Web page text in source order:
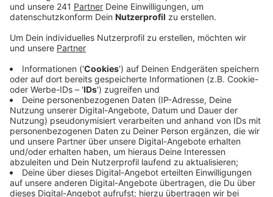
Auf der neuen LP setzen Coldplay den musikalischen
Kurs fort, mit dem sie seit Jahren überaus erfolgreich
sind. Vom schwermütigen Indie-Rock der Anfangstage
mit "Yellow" und "The Scientist" ist nicht viel
geblieben. Chris Martins sanfte Stimme ist die einzige
echte Konstante im Coldplay-Sound. Heute steht die
in London gegründete Band für perfekt produzierte,
stadiontaugliche Popmusik mit Elementen
unterschiedlichster Genres. Die kommerzielle
Ausrichtung verschreckte manche Kritiker, aber sie
füllt Stadien. Der gleichnamige Titelsong von "Moon
Music", der das Album eröffnet, erinnert tatsächlich